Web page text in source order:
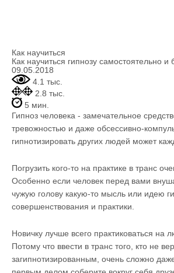
Как научиться
Как научиться гипнозу самостоятельно и
09.05.2018
4.1 тыс.
2.8 тыс.
5 мин.
Гипноз человека - замечательное
тревожностью и даже обсессивно-
гипнотизировать других людей может
Погрузить кого-то на практике в транс
Особенно если человек перед вами
чужую голову какую-то мысль или идею
совершенствования и практики.
Новичку лучше всего практиковаться на
Потому что ввести в транс того, кто не
загипнотизированным, очень сложно